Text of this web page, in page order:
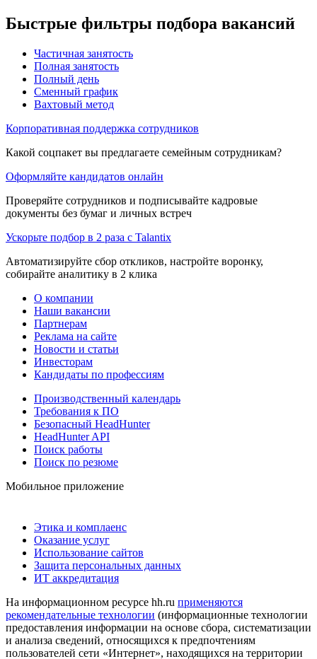
Быстрые фильтры подбора вакансий
Частичная занятость
Полная занятость
Полный день
Сменный график
Вахтовый метод
Корпоративная поддержка сотрудников
Какой соцпакет вы предлагаете семейным сотрудникам?
Оформляйте кандидатов онлайн
Проверяйте сотрудников и подписывайте кадровые
документы без бумаг и личных встреч
Ускорьте подбор в 2 раза с Talantix
Автоматизируйте сбор откликов, настройте воронку,
собирайте аналитику в 2 клика
О компании
Наши вакансии
Партнерам
Реклама на сайте
Новости и статьи
Инвесторам
Кандидаты по профессиям
Производственный календарь
Требования к ПО
Безопасный HeadHunter
HeadHunter API
Поиск работы
Поиск по резюме
Мобильное приложение
Этика и комплаенс
Оказание услуг
Использование сайтов
Защита персональных данных
ИТ аккредитация
На информационном ресурсе hh.ru применяются
рекомендательные технологии (информационные технологии
предоставления информации на основе сбора, систематизации
и анализа сведений, относящихся к предпочтениям
пользователей сети «Интернет», находящихся на территории